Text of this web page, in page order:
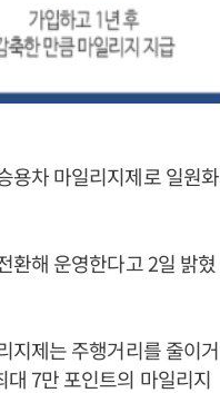
용차 마일리지제로 일원화
환해 운영한다고 2일 밝혔
지제는 주행거리를 줄이거
7만 포인트의 마일리지